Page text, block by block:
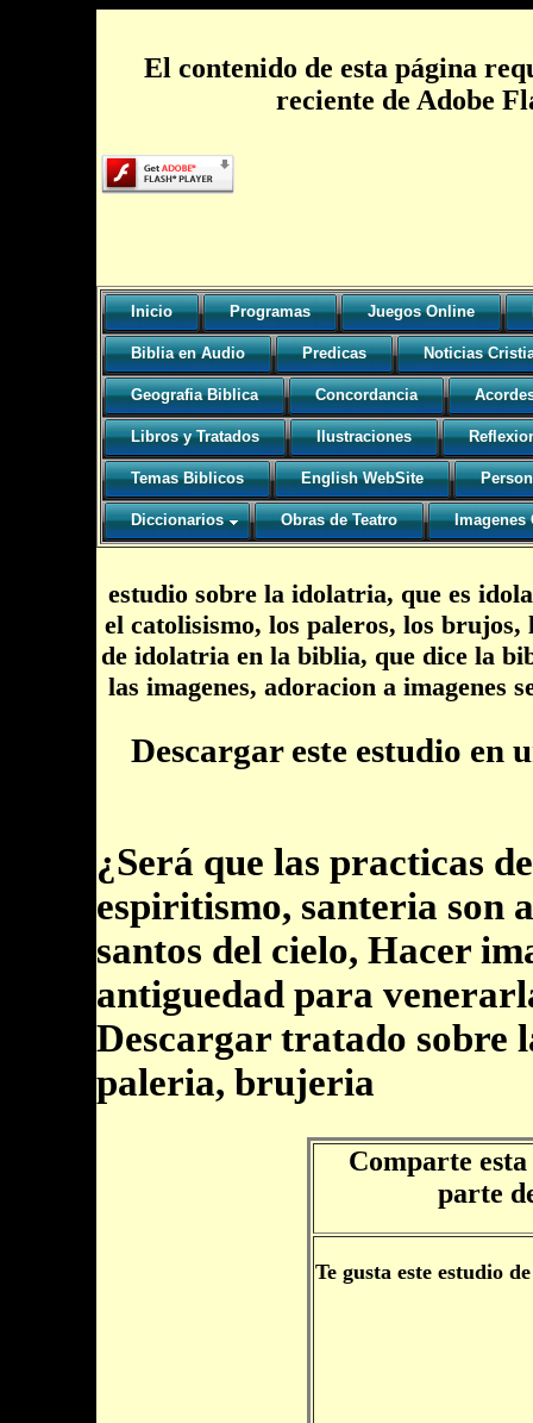
El contenido de esta página
reciente de Adobe
Inicio Programas Juegos Online
Biblia en Audio Predicas Noticias
Geografia Biblica Concordancia
Libros y Tratados Ilustraciones
Temas Biblicos English WebSite
Diccionarios Obras de Teatro Imagenes
estudio sobre la idolatria, que es
el catolisismo, los paleros, los
de idolatria en la biblia, que dice la
las imagenes, adoracion a imagenes
Descargar este estudio en
¿Será que las practicas
espiritismo, santeria son
santos del cielo, Hacer
antiguedad para
Descargar tratado sobre
paleria, brujeria
Comparte
parte
Te gusta este estudio